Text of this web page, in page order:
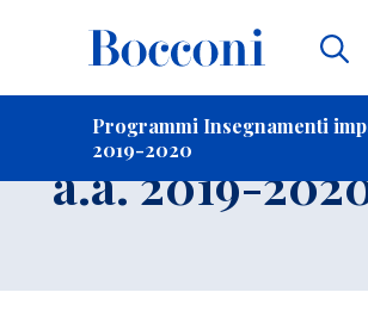
Programmi Insegnamenti
2019-2020
Insegnamento
a.a. 2019-